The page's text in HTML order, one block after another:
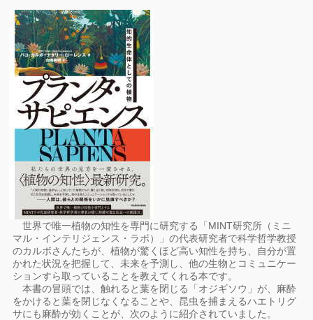
世界で唯一植物の知性を専門に研究する「MINT研究所（ミニ
マル・インテリジェンス・ラボ）」の代表研究者で科学哲学教授
のカルボさんたちが、植物が驚くほど高い知性を持ち、自分が置
かれた状況を把握して、未来を予測し、他の生物とコミュニケー
ションすら取っていることを教えてくれる本です。
本書の冒頭では、触れると葉を閉じる「オジギソウ」が、麻酔
をかけると葉を閉じなくなることや、昆虫を捕まえるハエトリグ
サにも麻酔が効くことが、次のように紹介されていました。